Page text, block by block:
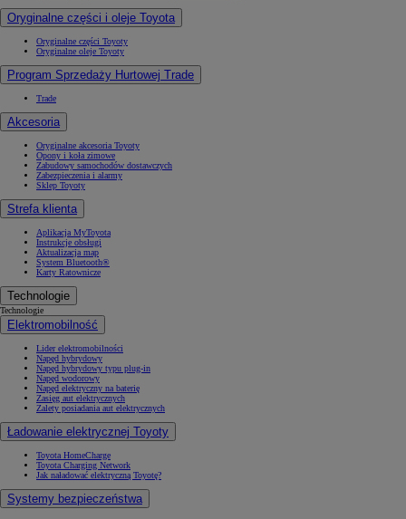
Oryginalne części i oleje Toyota
Oryginalne części Toyoty
Oryginalne oleje Toyoty
Program Sprzedaży Hurtowej Trade
Trade
Akcesoria
Oryginalne akcesoria Toyoty
Opony i koła zimowe
Zabudowy samochodów dostawczych
Zabezpieczenia i alarmy
Sklep Toyoty
Strefa klienta
Aplikacja MyToyota
Instrukcje obsługi
Aktualizacja map
System Bluetooth®
Karty Ratownicze
Technologie
Technologie
Elektromobilność
Lider elektromobilności
Napęd hybrydowy
Napęd hybrydowy typu plug-in
Napęd wodorowy
Napęd elektryczny na baterię
Zasięg aut elektrycznych
Zalety posiadania aut elektrycznych
Ładowanie elektrycznej Toyoty
Toyota HomeCharge
Toyota Charging Network
Jak naładować elektryczną Toyotę?
Systemy bezpieczeństwa